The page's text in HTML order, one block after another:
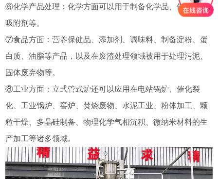
⑥化学产品处理：化学方面可以用于制备化学品、催化剂、
吸附剂等。
⑦食品方面：营养保健品、添加剂、调味料、制备淀粉、蛋
白质、油脂等产品，以及在废渣处理领域被用于处理污泥、
固体废弃物等。
⑧工业方面：立式管式炉还可以应用在电站锅炉、催化裂
化、工业锅炉、窖炉、焚烧废物、水泥工业、粉体加工、颗
粒干燥、多晶硅制备、物理化学气相沉积、微纳米材料的生
产加工等诸多领域。